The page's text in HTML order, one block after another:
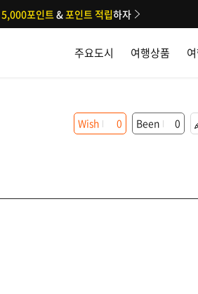
주요도시 여행상품
포인트&포인트 적립하자
Wish 0 Been 0